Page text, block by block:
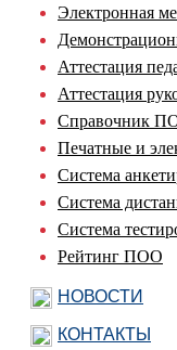
Электронная
Аттестация
Аттестация
Справочник
Печатные и
Система
Система
Система
Рейтинг ПОО
НОВОСТИ
КОНТАКТЫ